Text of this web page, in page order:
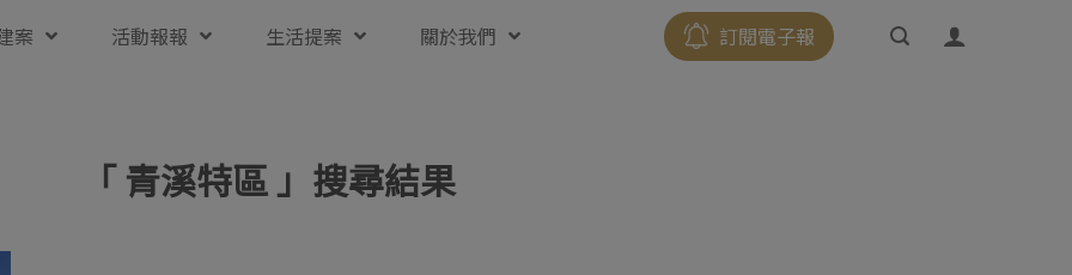
案 活動報報 生活提案 關於我們 訂閱電子報
「 青溪特區 」搜尋結果